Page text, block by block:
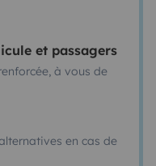
et passagers
à vous de
en cas de